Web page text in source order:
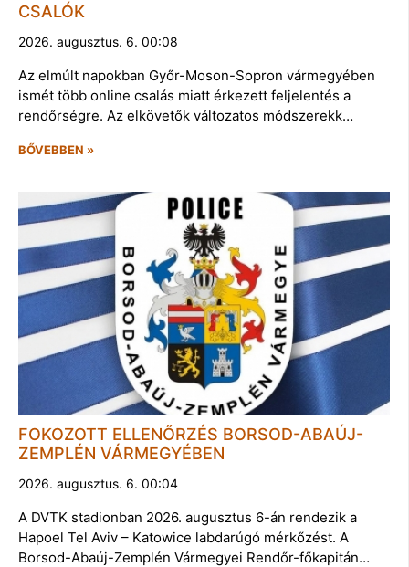
CSALÓK
2026. augusztus. 6. 00:08
Az elmúlt napokban Győr-Moson-Sopron vármegyében
ismét több online csalás miatt érkezett feljelentés a
rendőrségre. Az elkövetők változatos módszerekk…
BŐVEBBEN »
FOKOZOTT ELLENŐRZÉS BORSOD-ABAÚJ-
ZEMPLÉN VÁRMEGYÉBEN
2026. augusztus. 6. 00:04
A DVTK stadionban 2026. augusztus 6-án rendezik a
Hapoel Tel Aviv – Katowice labdarúgó mérkőzést. A
Borsod-Abaúj-Zemplén Vármegyei Rendőr-főkapitán…